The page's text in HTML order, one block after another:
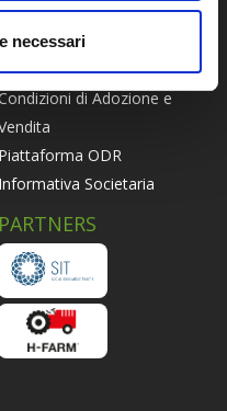
necessariPrivacy -
di Adozione e
Piattaforma ODR
Informativa Societaria
PARTNERS